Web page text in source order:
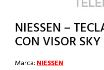
NIESSEN –
CON VISOR
Marca:NIESSEN